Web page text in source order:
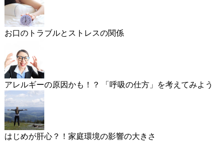
お口のトラブルとストレスの関係
アレルギーの原因かも！？ 「呼吸の仕方」を考えてみよう
はじめが肝心？！家庭環境の影響の大きさ